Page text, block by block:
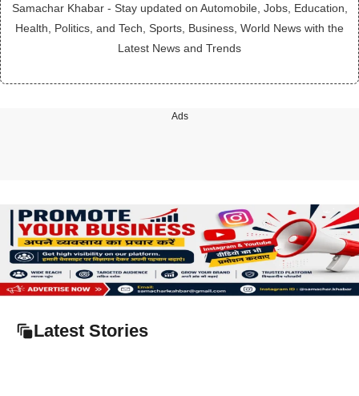
Samachar Khabar - Stay updated on Automobile, Jobs, Education,
Health, Politics, and Tech, Sports, Business, World News with the
Latest News and Trends
Ads
Latest Stories